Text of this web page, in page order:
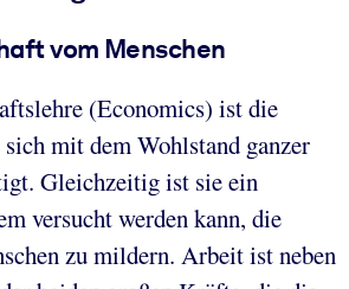
vom Menschen
(Economics) ist die
mit dem Wohlstand ganzer
Gleichzeitig ist sie ein
versucht werden kann, die
zu mildern. Arbeit ist neben